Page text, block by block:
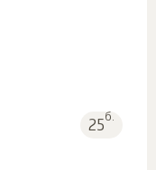
25б.